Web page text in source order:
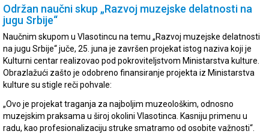
Održan naučni skup „Razvoj muzejske delatnosti na
jugu Srbije“
Naučnim skupom u Vlasotincu na temu „Razvoj muzejske delatnosti
na jugu Srbije“ juče, 25. juna je završen projekat istog naziva koji je
Kulturni centar realizovao pod pokroviteljstvom Ministarstva kulture.
Obrazlažući zašto je odobreno finansiranje projekta iz Ministarstva
kulture su stigle reči pohvale:
„Ovo je projekat traganja za najboljim muzeološkim, odnosno
muzejskim praksama u široj okolini Vlasotinca. Kasniju primenu u
radu, kao profesionalizaciju struke smatramo od osobite važnosti“.